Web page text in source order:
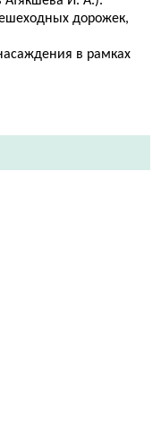
дорожек,
в рамках